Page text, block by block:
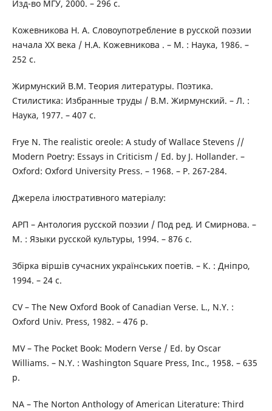
Изд-во МГУ, 2000. – 296 с.
Кожевникова Н. А. Словоупотребление в русской поэзии
начала ХХ века / Н.А. Кожевникова . – М. : Наука, 1986. –
252 с.
Жирмунский В.М. Теория литературы. Поэтика.
Стилистика: Избранные труды / В.М. Жирмунский. – Л. :
Наука, 1977. – 407 с.
Frye N. The realistic oreole: A study of Wallace Stevens //
Modern Poetry: Essays in Criticism / Ed. by J. Hollander. –
Oxford: Oxford University Press. – 1968. – P. 267-284.
Джерела ілюстративного матеріалу:
АРП – Антология русской поэзии / Под ред. И Смирнова. –
М. : Языки русской культуры, 1994. – 876 с.
Збірка віршів сучасних українських поетів. – К. : Дніпро,
1994. – 24 с.
CV – The New Oxford Book of Canadian Verse. L., N.Y. :
Oxford Univ. Press, 1982. – 476 p.
MV – The Pocket Book: Modern Verse / Ed. by Oscar
Williams. – N.Y. : Washington Square Press, Inc., 1958. – 635
p.
NA – The Norton Anthology of American Literature: Third